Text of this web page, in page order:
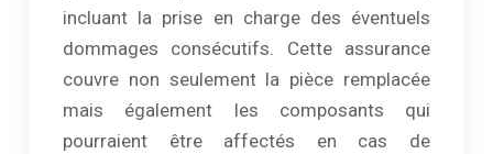
incluant la prise en charge des éventuels
dommages consécutifs. Cette assurance
couvre non seulement la pièce remplacée
mais également les composants qui
pourraient être affectés en cas de